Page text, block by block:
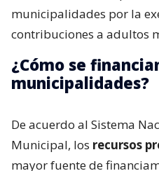
municipalidades por la
contribuciones a adultos
¿Cómo se
municipalidades?
De acuerdo al Sistema
Municipal, los recursos
mayor fuente de